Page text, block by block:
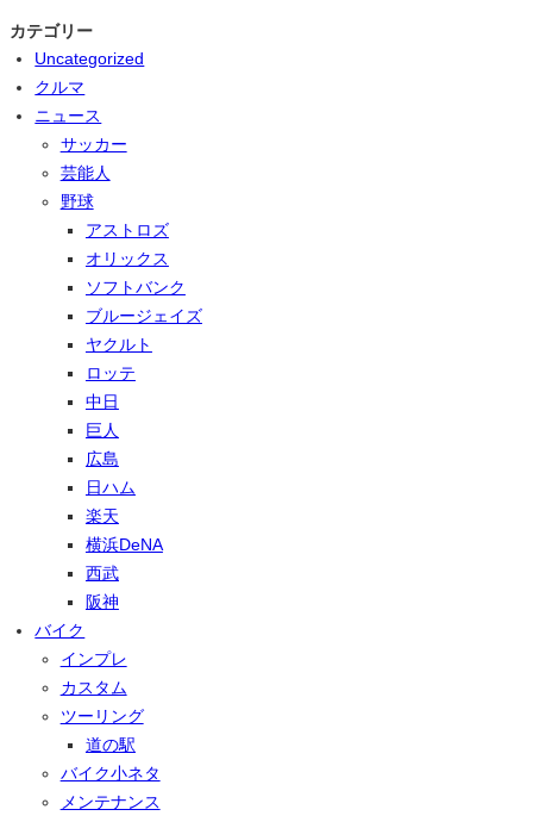
カテゴリー
Uncategorized
クルマ
ニュース
サッカー
芸能人
野球
アストロズ
オリックス
ソフトバンク
ブルージェイズ
ヤクルト
ロッテ
中日
巨人
広島
日ハム
楽天
横浜DeNA
西武
阪神
バイク
インプレ
カスタム
ツーリング
道の駅
バイク小ネタ
メンテナンス